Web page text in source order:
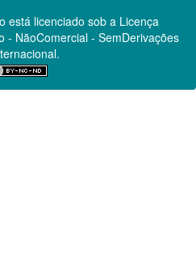
está licenciado sob a Licença
- NãoComercial - SemDerivações